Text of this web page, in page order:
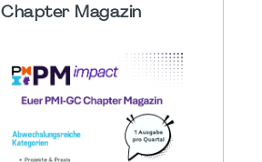
Chapter Magazin